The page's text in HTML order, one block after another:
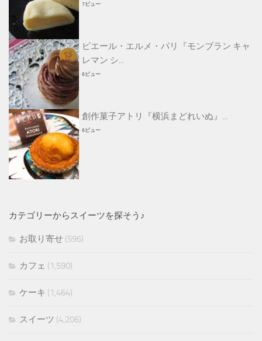
7ビュー
ピエール・エルメ・パリ『モンブラン キャ
レマン シ...
6ビュー
創作菓子アトリ『横浜まどれいぬ』...
6ビュー
カテゴリーからスイーツを探そう♪
お取り寄せ (596)
カフェ (1,590)
ケーキ (1,464)
スイーツ (4,206)